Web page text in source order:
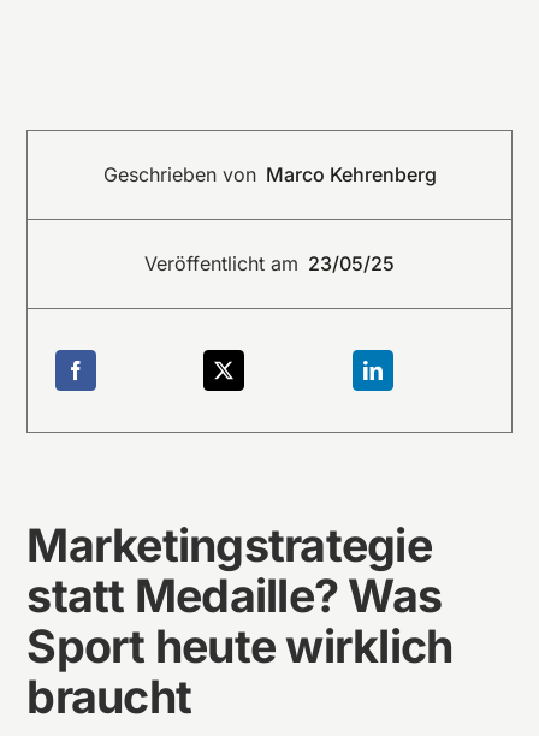
Geschrieben von Marco Kehrenberg
Veröffentlicht am 23/05/25
Marketingstrategie
statt Medaille? Was
Sport heute wirklich
braucht